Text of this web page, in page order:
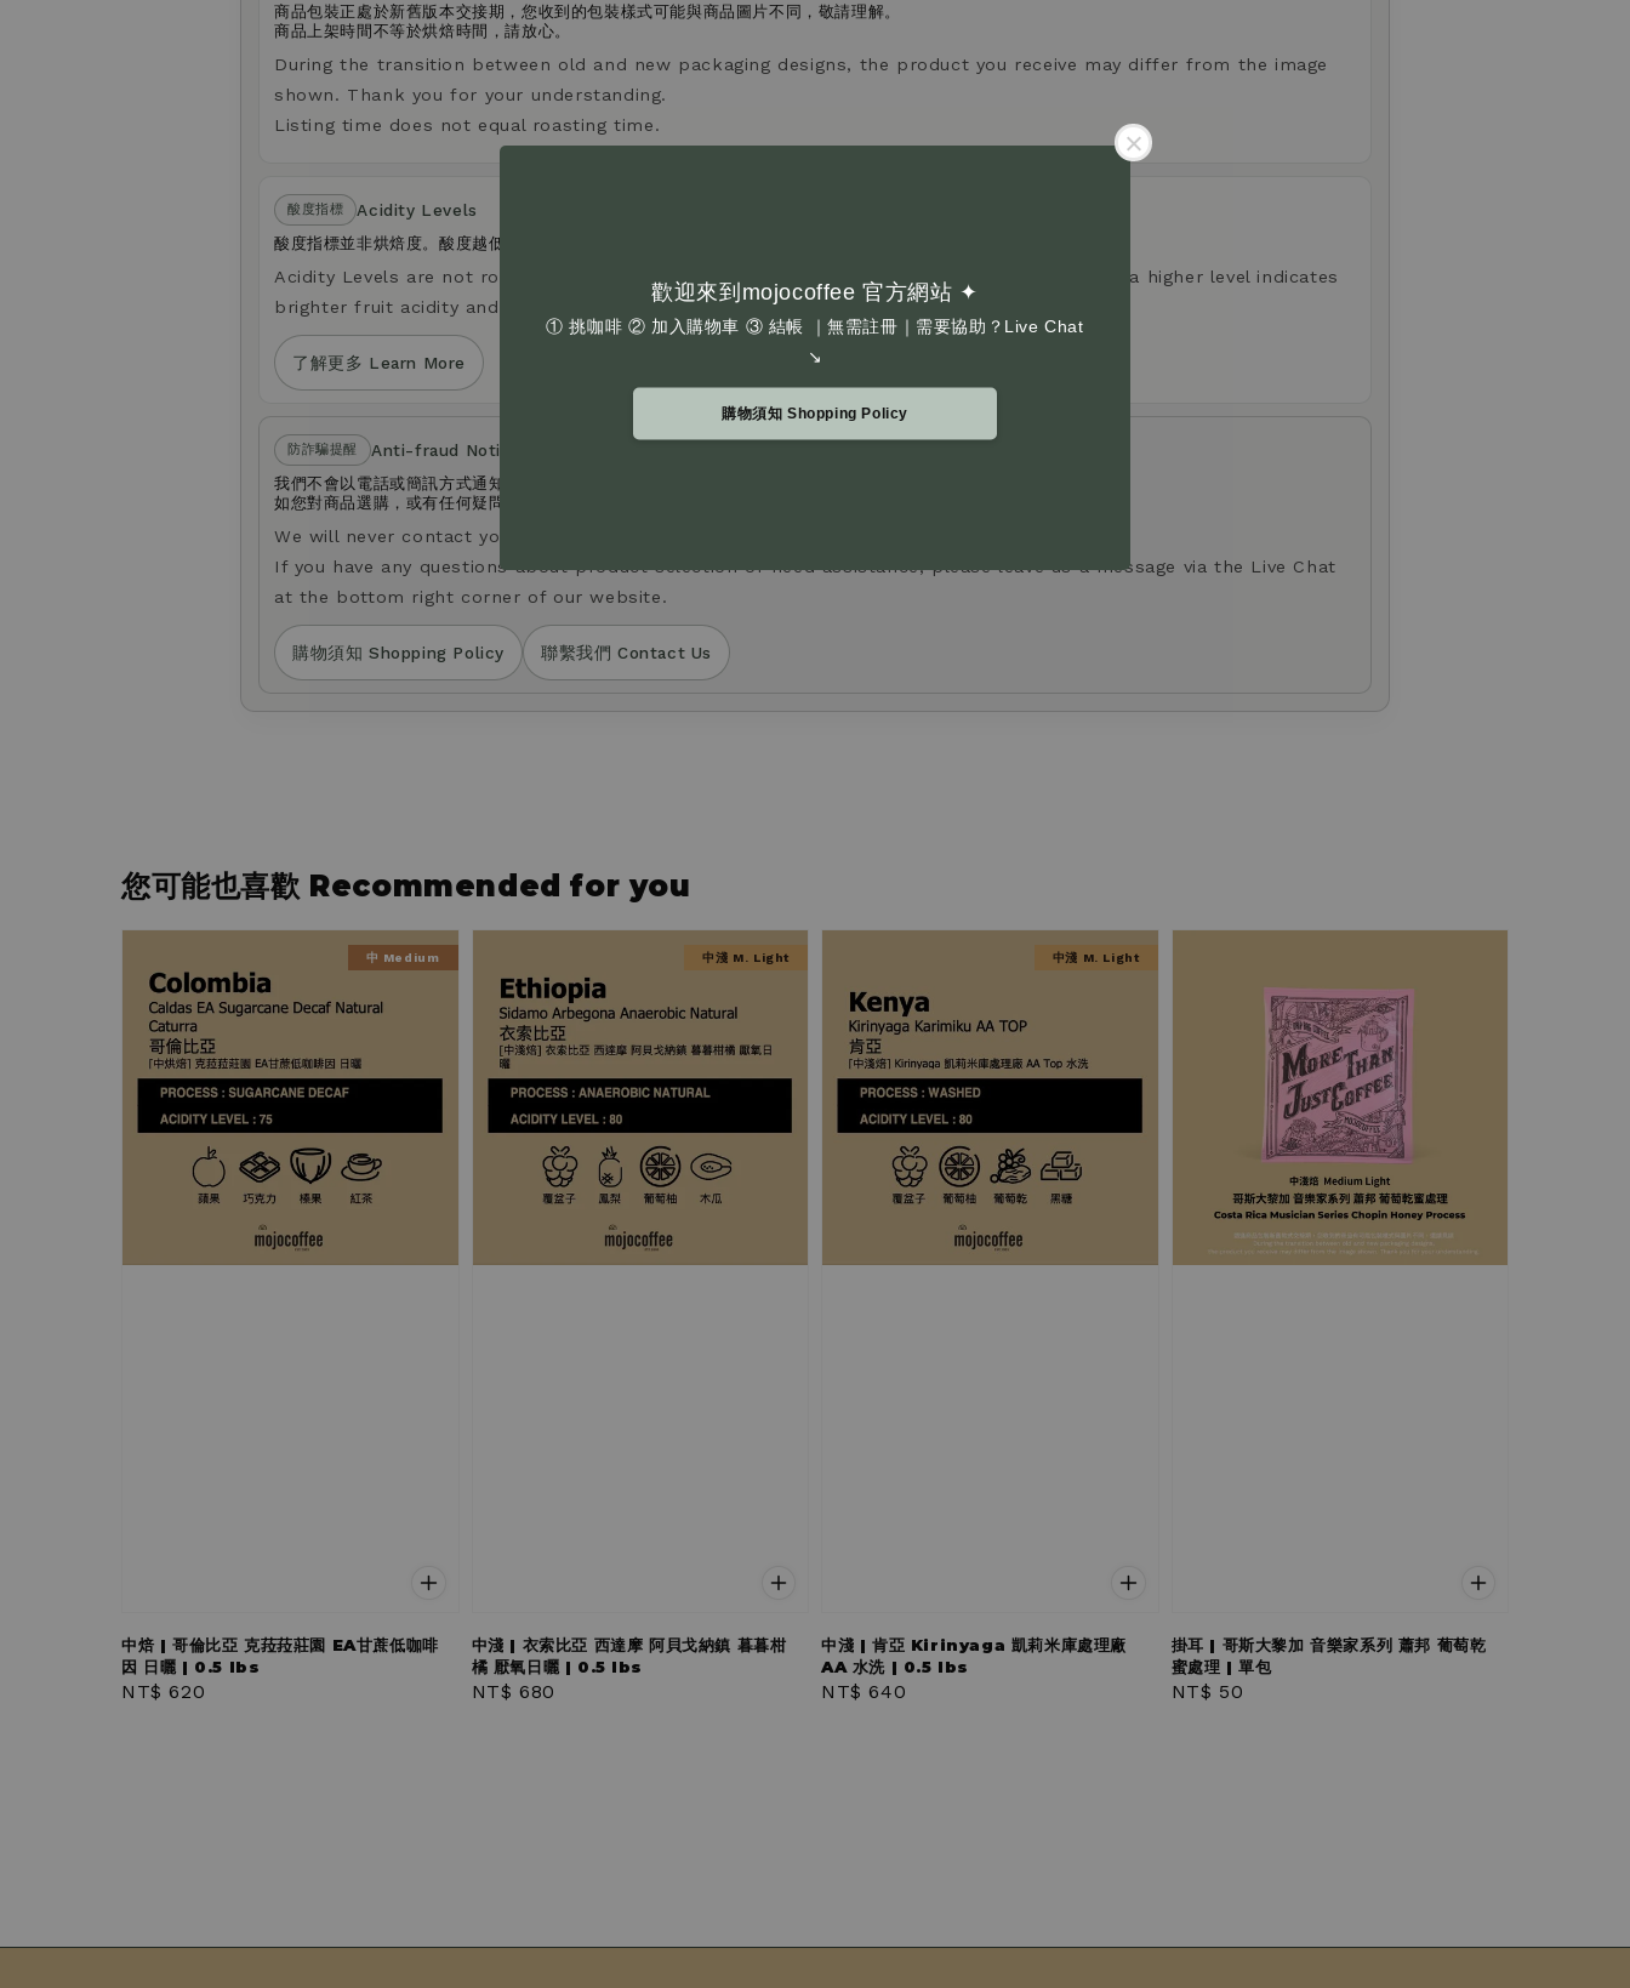
歡迎來到mojocoffee 官方網站 ✦
① 挑咖啡 ② 加入購物車 ③ 結帳 ｜無需註冊｜需要協助？Live Chat
↘
購物須知 Shopping Policy
商品包裝正處於新舊版本交接期，您收到的包裝樣式可能與商品圖片不同，敬請理解。
商品上架時間不等於烘焙時間，請放心。
During the transition between old and new packaging designs, the product you receive may differ from the image
shown. Thank you for your understanding.
Listing time does not equal roasting time.
酸度指標
Acidity Levels
酸度指標並非烘焙度。酸度越低，口感越沈穩厚實且不酸；酸度越高，果酸感更明顯、風味更清爽。
Acidity Levels are not roast levels. A lower acidity level indicates a heavier, less acidic taste; a higher level indicates
brighter fruit acidity and a lighter taste.
了解更多 Learn More
防詐騙提醒
Anti-fraud Notice
我們不會以電話或簡訊方式通知您變更付款方式。
如您對商品選購，或有任何疑問，歡迎透過官網右下角 Live Chat 留言與我們聯繫。
We will never contact you by phone or SMS to request changes to your payment method.
If you have any questions about product selection or need assistance, please leave us a message via the Live Chat
at the bottom right corner of our website.
購物須知 Shopping Policy 聯繫我們 Contact Us
您可能也喜歡 Recommended for you
中 Medium
中焙 | 哥倫比亞 克菈菈莊園 EA甘蔗低咖啡
因 日曬 | 0.5 lbs
Regular
NT$ 620
中淺 M. Light
中淺 | 衣索比亞 西達摩 阿貝戈納鎮 暮暮柑
橘 厭氧日曬 | 0.5 lbs
Regular
NT$ 680
中淺 M. Light
中淺 | 肯亞 Kirinyaga 凱莉米庫處理廠
AA 水洗 | 0.5 lbs
Regular
NT$ 640
掛耳 | 哥斯大黎加 音樂家系列 蕭邦 葡萄乾
蜜處理 | 單包
Regular
NT$ 50